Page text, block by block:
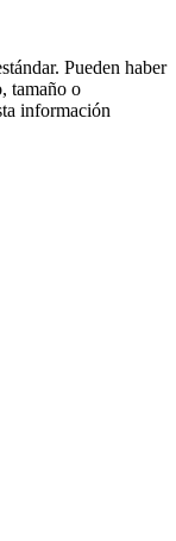
Pueden haber
tamaño o
información